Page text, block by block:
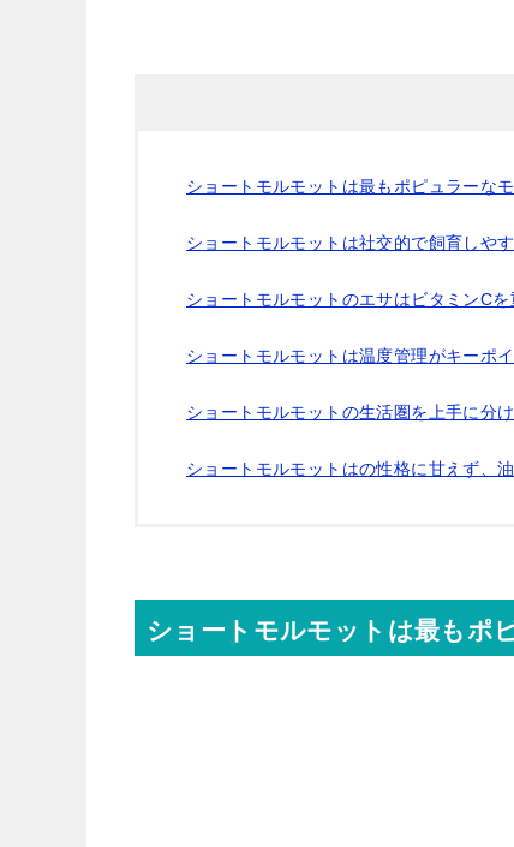
ショートモルモットは最もポピュラーな
ショートモルモットは社交的で飼育しや
ショートモルモットのエサはビタミンC
ショートモルモットは温度管理がキーポ
ショートモルモットの生活圏を上手に分
ショートモルモットはの性格に甘えず、
ショートモルモットは最もポ